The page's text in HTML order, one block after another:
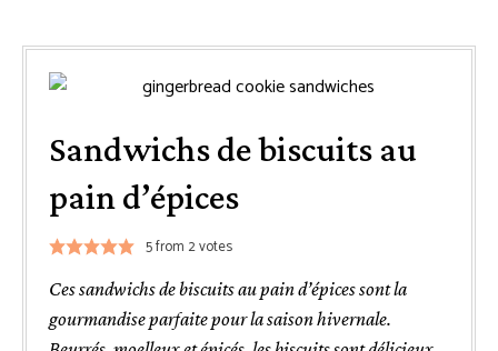
Sandwichs de biscuits au
pain d’épices
5from 2votes
Ces sandwichs de biscuits au pain d’épices sont la
gourmandise parfaite pour la saison hivernale.